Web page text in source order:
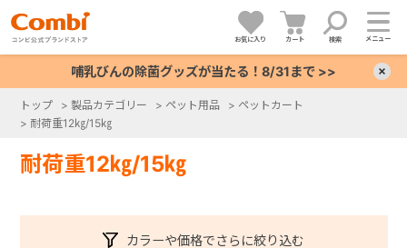
お気に入り カート 検索 メニュー
哺乳びんの除菌グッズが当たる！8/31まで >>
トップ > 製品カテゴリー > ペット用品 > ペットカート
> 耐荷重12㎏/15㎏
耐荷重12㎏/15㎏
カラーや価格でさらに絞り込む